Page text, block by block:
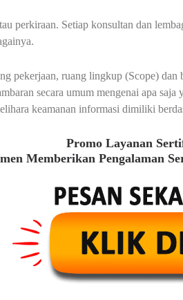
perkiraan. Setiap konsultan dan
pekerjaan, ruang lingkup (Scope)
secara umum mengenai apa
keamanan informasi dimiliki
Promo Layanan
Memberikan Pengalaman